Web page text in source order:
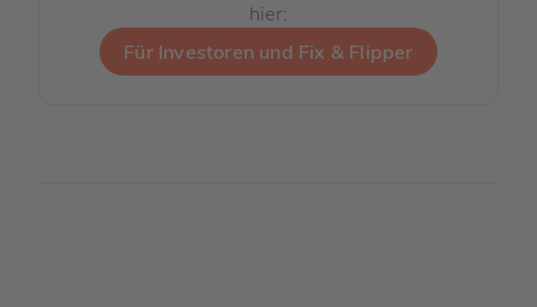
hier:
Für Investoren und Fix & Flipper